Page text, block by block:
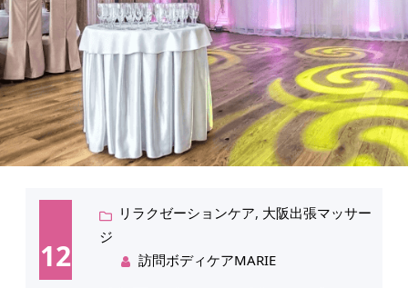
12
リラクゼーションケア, 大阪出張マッサー
ジ
訪問ボディケアMARIE